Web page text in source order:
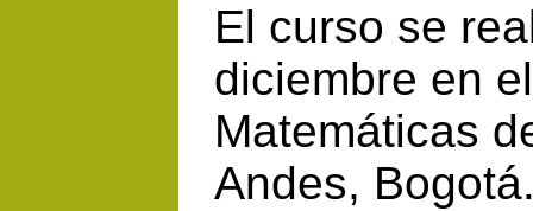
El curso se
diciembre en
Matemáticas
Andes,